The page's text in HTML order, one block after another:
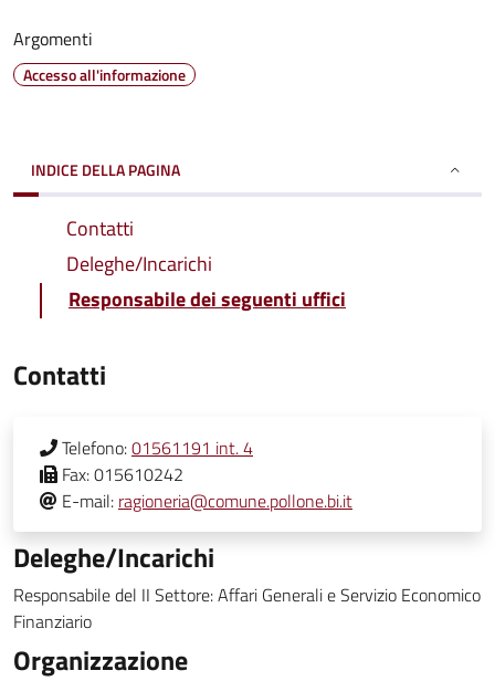
Argomenti
Accesso all'informazione
INDICE DELLA PAGINA
Contatti
Deleghe/Incarichi
Responsabile dei seguenti uffici
Contatti
Telefono:01561191 int. 4
Fax:015610242
E-mail: ragioneria@comune.pollone.bi.it
Deleghe/Incarichi
Responsabile del II Settore: Affari Generali e Servizio Economico
Finanziario
Organizzazione